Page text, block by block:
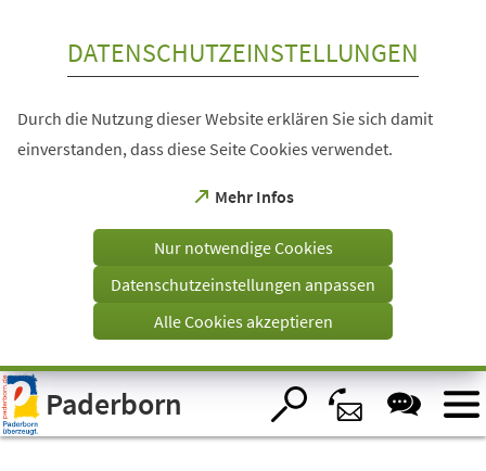
Visuelle
Assistenzsoftware
öffnen.
DATENSCHUTZEINSTELLUNGEN
Durch die Nutzung dieser Website erklären Sie sich damit
einverstanden, dass diese Seite Cookies verwendet.
Mehr Infos
(Öffnet
einem
Tab)
Nur notwendige Cookies
Datenschutzeinstellungen anpassen
Alle Cookies akzeptieren
Paderborn